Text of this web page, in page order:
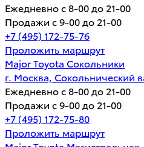
Ежедневно с 8-00 до 21-00
Продажи с 9-00 до 21-00
+7 (495) 172-75-76
Проложить маршрут
Major Toyota Сокольники
г. Москва, Сокольнический
Ежедневно с 8-00 до 21-00
Продажи с 9-00 до 21-00
+7 (495) 172-75-80
Проложить маршрут